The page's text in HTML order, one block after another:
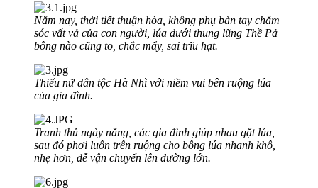
Năm nay, thời tiết thuận hòa, không phụ bàn tay chăm
sóc vất vả của con người, lúa dưới thung lũng Thề Pả
bông nào cũng to, chắc mẩy, sai trĩu hạt.
Thiếu nữ dân tộc Hà Nhì với niềm vui bên ruộng lúa
của gia đình.
Tranh thủ ngày nắng, các gia đình giúp nhau gặt lúa,
sau đó phơi luôn trên ruộng cho bông lúa nhanh khô,
nhẹ hơn, dễ vận chuyển lên đường lớn.